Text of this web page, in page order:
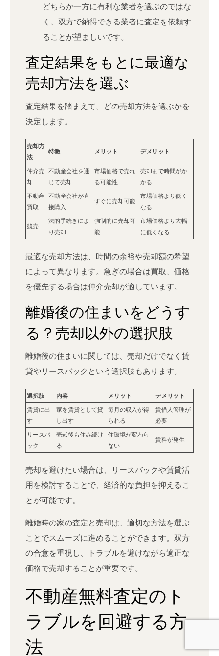
どちらか一方に有利な業者を選ぶのではな
く、双方で納得できる業者に査定を依頼す
ることが望ましいです。
査定結果をもとに最適な
売却方法を選ぶ
査定結果を踏まえて、どの売却方法を選ぶかを
決定します。
売却方
法
特徴 メリット デメリット
仲介売
却
不動産会社を通
じて売却
市場価格で売れ
る可能性
売却まで時間がか
かる
不動産
買取
不動産会社が直
接購入
すぐに売却可能
市場価格より低く
なる
競売
法的手続きによ
り売却
強制的に売却可
能
市場価格より大幅
に低くなる
最適な売却方法は、時間の余裕や売却額の希望
によって異なります。急ぎの場合は買取、価格
を優先する場合は仲介売却が適しています。
離婚後の住まいをどうす
る？売却以外の選択肢
離婚後の住まいに関しては、売却だけでなく賃
貸やリースバックという選択肢もあります。
選択肢 内容 メリット
デメリット
賃貸に出
す
家を賃貸として貸
し出す
毎月の収入が得
られる
賃借人管理が
必要
リースバ
ック
売却後も住み続け
る
住環境が変わら
ない
賃料が発生
売却を避けたい場合は、リースバックや賃貸活
用を検討することで、経済的な負担を抑えるこ
とが可能です。
離婚時の家の査定と売却は、適切な方法を選ぶ
ことでスムーズに進めることができます。双方
の合意を重視し、トラブルを避けながら適正な
価格で売却することが重要です。
不動産無料査定のト
ラブルを回避する方
法